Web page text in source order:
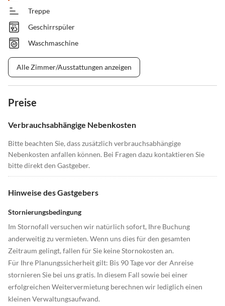
Treppe
Geschirrspüler
Waschmaschine
Alle Zimmer/Ausstattungen anzeigen
Preise
Verbrauchsabhängige Nebenkosten
Bitte beachten Sie, dass zusätzlich verbrauchsabhängige
Nebenkosten anfallen können. Bei Fragen dazu kontaktieren Sie
bitte direkt den Gastgeber.
Hinweise des Gastgebers
Stornierungsbedingung
Im Stornofall versuchen wir natürlich sofort, Ihre Buchung
anderweitig zu vermieten. Wenn uns dies für den gesamten
Zeitraum gelingt, fallen für Sie keine Stornokosten an.
Für Ihre Planungssicherheit gilt: Bis 90 Tage vor der Anreise
stornieren Sie bei uns gratis. In diesem Fall sowie bei einer
erfolgreichen Weitervermietung berechnen wir lediglich einen
kleinen Verwaltungsaufwand.